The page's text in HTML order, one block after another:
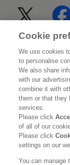
Home
サステナビ
ブランド
ニュースル
利用規約 花王のア
利用者情報の外部送信
Cookie
We use cookies
to personalise
We also share
with our
combine it with
them or that they
services.
Please click
of all of our
Please click
settings on our
You can manage